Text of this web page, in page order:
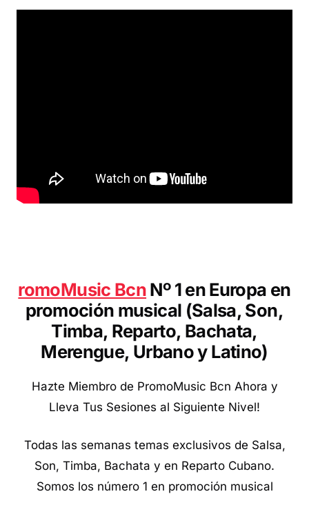
romoMusic BcnNº 1 en Europa en
promoción musical (Salsa, Son,
Timba, Reparto, Bachata,
Merengue, Urbano y Latino)
Hazte Miembro de PromoMusic Bcn Ahora y
Lleva Tus Sesiones al Siguiente Nivel!
Todas las semanas temas exclusivos de Salsa,
Son, Timba, Bachata y en Reparto Cubano.
Somos los número 1 en promoción musical